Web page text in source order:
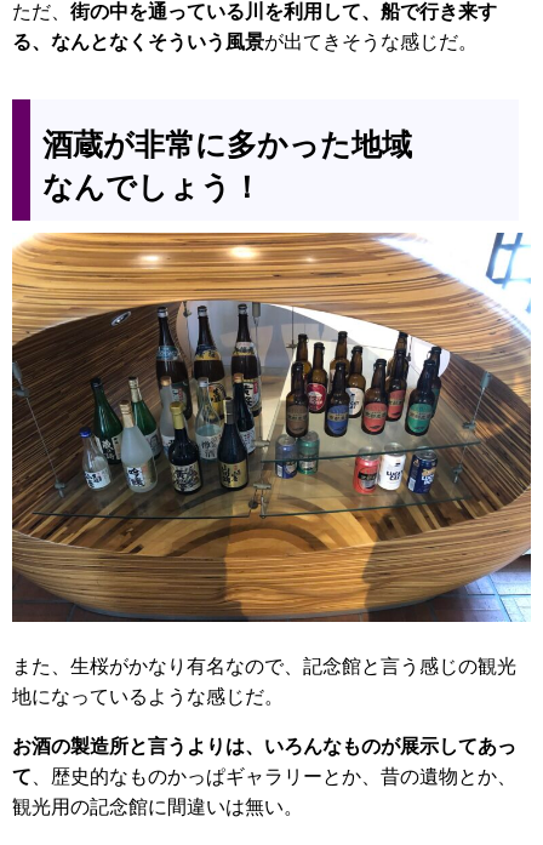
ただ、 街の中を通っている川を利用して、船で行き来す
る、なんとなくそういう風景が出てきそうな感じだ。
酒蔵が非常に多かった地域
なんでしょう！
また、生桜がかなり有名なので、記念館と言う感じの観光
地になっているような感じだ。
お酒の製造所と言うよりは、いろんなものが展示してあっ
て 、歴史的なものかっぱギャラリーとか、昔の遺物とか、
観光用の記念館に間違いは無い。